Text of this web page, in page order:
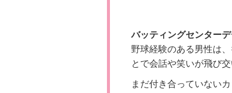
バッティングセンターデ
野球経験のある男性は
とで会話や笑いが飛び交
まだ付き合っていない